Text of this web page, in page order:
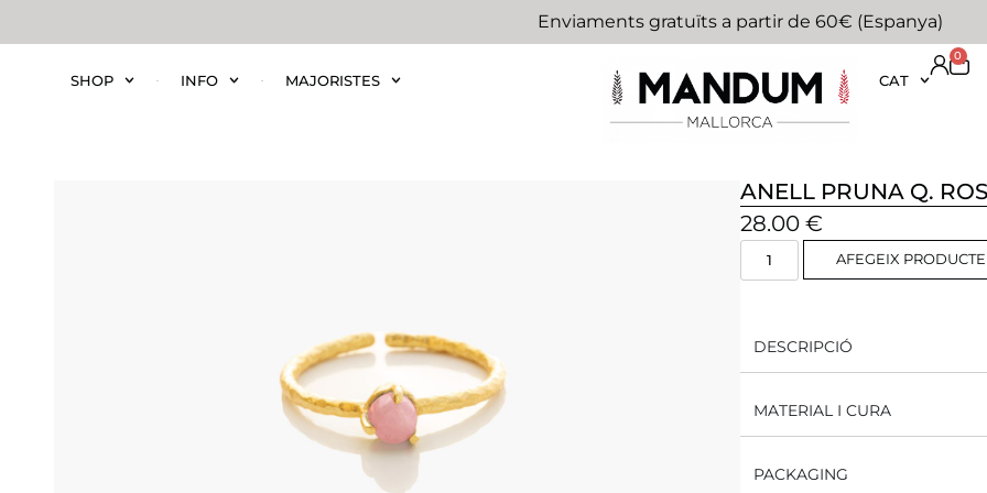
Enviaments gratuïts a partir de 60€ (Espanya)
SHOP INFO MAJORISTES CAT
0
ANELL PRUNA Q.
28.00 €
AFEGEIX PRODUCTE
DESCRIPCIÓ
MATERIAL I CURA
PACKAGING